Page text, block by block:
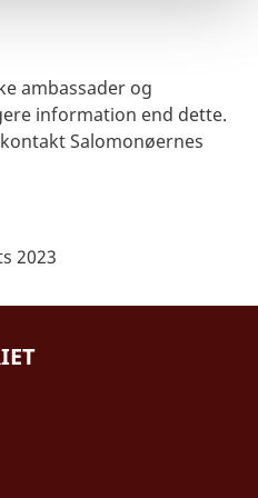
ambassader og
information end dette.
Salomonøernes
2023